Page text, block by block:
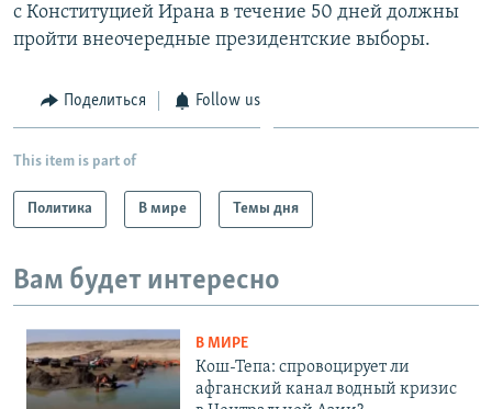
с Конституцией Ирана в течение 50 дней должны
пройти внеочередные президентские выборы.
Поделиться Follow us
This item is part of
Политика В мире Темы дня
Вам будет интересно
В МИРЕ
Кош-Тепа: спровоцирует ли
афганский канал водный кризис